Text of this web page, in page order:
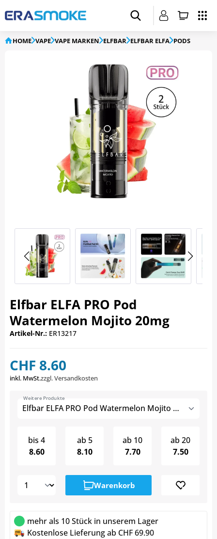
HOME VAPE VAPE MARKEN ELFBAR ELFBAR ELFA PODS
Elfbar ELFA PRO Pod
Watermelon Mojito 20mg
Artikel-Nr.: ER13217
CHF 8.60
inkl. MwSt.zzgl. Versandkosten
Elfbar ELFA PRO Pod Watermelon Mojito 20mg
Weitere Produkte
bis 4
8.60
ab 5
8.10
ab 10
7.70
ab 20
7.50
Warenkorb
mehr als 10 Stück in unserem Lager
Kostenlose Lieferung ab CHF 69.90